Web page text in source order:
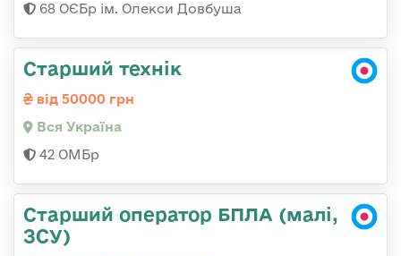
68 ОЄБр ім. Олекси Довбуша
Старший технік
від 50000 грн
Вся Україна
42 ОМБр
Старший оператор БПЛА (малі,
ЗСУ)